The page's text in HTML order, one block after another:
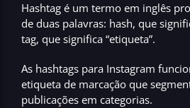
Hashtag é um termo em inglês
de duas palavras: hash, que
tag, que significa “etiqueta”.
As hashtags para Instagram
etiqueta de marcação que
publicações em categorias.